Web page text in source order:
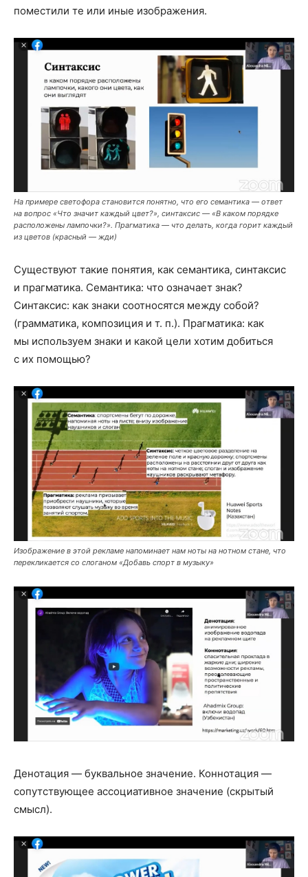
поместили те или иные изображения.
На примере светофора становится понятно, что его семантика — ответ
на вопрос «Что значит каждый цвет?», синтаксис — «В каком порядке
расположены лампочки?». Прагматика — что делать, когда горит каждый
из цветов (красный — жди)
Существуют такие понятия, как семантика, синтаксис
и прагматика. Семантика: что означает знак?
Синтаксис: как знаки соотносятся между собой?
(грамматика, композиция и т. п.). Прагматика: как
мы используем знаки и какой цели хотим добиться
с их помощью?
Изображение в этой рекламе напоминает нам ноты на нотном стане, что
перекликается со слоганом «Добавь спорт в музыку»
Денотация — буквальное значение. Коннотация —
сопутствующее ассоциативное значение (скрытый
смысл).